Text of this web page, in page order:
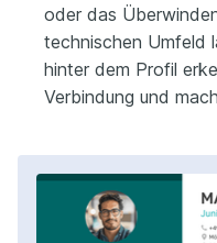
oder das
technischen Umfeld
hinter dem Profil
Verbindung und